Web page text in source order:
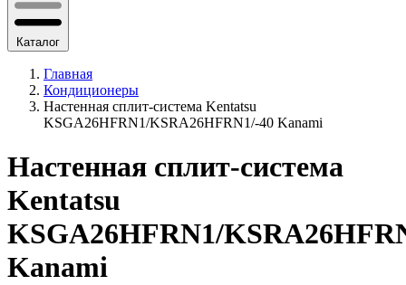
Каталог
Главная
Кондиционеры
Настенная сплит-система Kentatsu
KSGA26HFRN1/KSRA26HFRN1/-40 Kanami
Настенная сплит-система
Kentatsu
KSGA26HFRN1/
Kanami